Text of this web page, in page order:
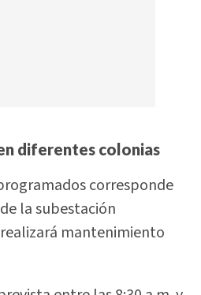
diferentes colonias
corresponde
la subestación
mantenimiento